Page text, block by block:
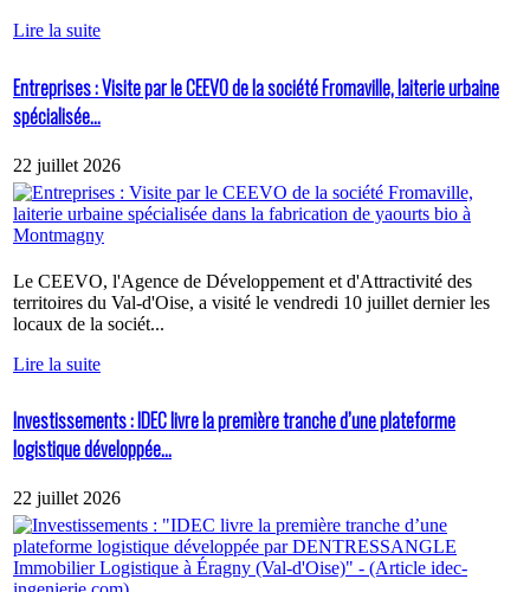
Lire la suite
Entreprises : Visite par le CEEVO de la société Fromaville, laiterie urbaine
spécialisée...
22 juillet 2026
Le CEEVO, l'Agence de Développement et d'Attractivité des
territoires du Val-d'Oise, a visité le vendredi 10 juillet dernier les
locaux de la sociét...
Lire la suite
Investissements : IDEC livre la première tranche d’une plateforme
logistique développée...
22 juillet 2026